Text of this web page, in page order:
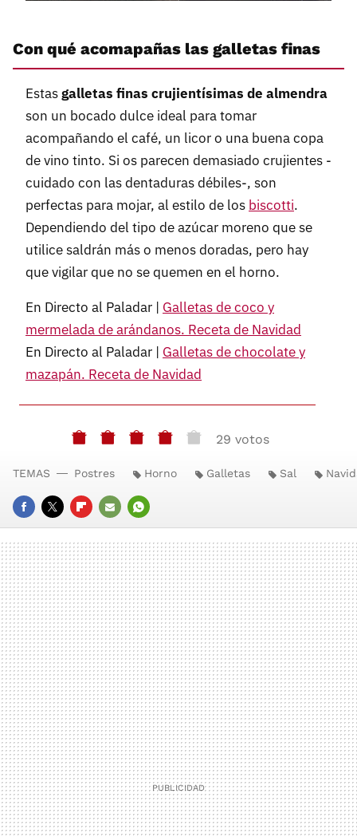
Con qué acomapañas las galletas finas
Estasgalletas finas crujientísimas de almendra
son un bocado dulce ideal para tomar
acompañando el café, un licor o una buena copa
de vino tinto. Si os parecen demasiado crujientes -
cuidado con las dentaduras débiles-, son
perfectas para mojar, al estilo de los biscotti.
Dependiendo del tipo de azúcar moreno que se
utilice saldrán más o menos doradas, pero hay
que vigilar que no se quemen en el horno.
En Directo al Paladar | Galletas de coco y
mermelada de arándanos. Receta de Navidad
En Directo al Paladar | Galletas de chocolate y
mazapán. Receta de Navidad
29 votos
FACEBOOK
TWITTERFLIPBOARD
E-
MAIL
WHATSAPP
TEMAS Postres Horno Galletas Sal